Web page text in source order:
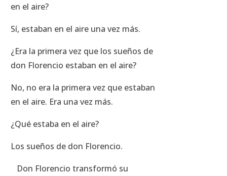
en el aire?
Sí, estaban en el aire una vez más.
¿Era la primera vez que los sueños de
don Florencio estaban en el aire?
No, no era la primera vez que estaban
en el aire. Era una vez más.
¿Qué estaba en el aire?
Los sueños de don Florencio.
Don Florencio transformó su